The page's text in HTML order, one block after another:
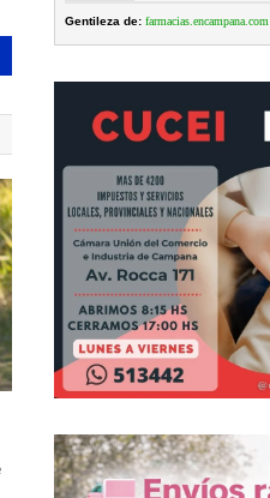
Gentileza de: farmacias.encampana.com